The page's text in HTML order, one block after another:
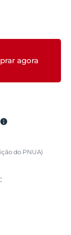
agora
do PNUA)